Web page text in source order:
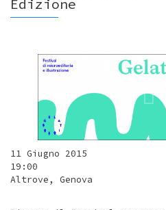
Edizione
11 Giugno 2015
19:00
Altrove, Genova